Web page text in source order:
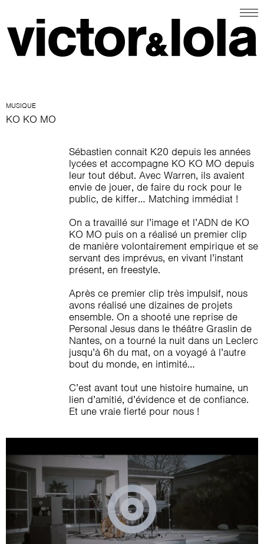
MUSIQUE
KO KO MO
Sébastien connait K20 depuis les années
lycées et accompagne KO KO MO depuis
leur tout début. Avec Warren, ils avaient
envie de jouer, de faire du rock pour le
public, de kiffer… Matching immédiat !
On a travaillé sur l’image et l’ADN de KO
KO MO puis on a réalisé un premier clip
de manière volontairement empirique et se
servant des imprévus, en vivant l’instant
présent, en freestyle.
Après ce premier clip très impulsif, nous
avons réalisé une dizaines de projets
ensemble. On a shooté une reprise de
Personal Jesus dans le théâtre Graslin de
Nantes, on a tourné la nuit dans un Leclerc
jusqu’à 6h du mat, on a voyagé à l’autre
bout du monde, en intimité…
C’est avant tout une histoire humaine, un
lien d’amitié, d’évidence et de confiance.
Et une vraie fierté pour nous !